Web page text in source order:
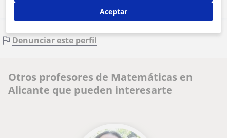
Denunciar este perfil
Otros profesores de Matemáticas en
Alicante que pueden interesarte
Aceptar